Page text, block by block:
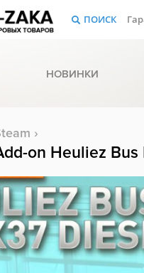
ПОИСК
НОВИНКИ
›
on Heuliez